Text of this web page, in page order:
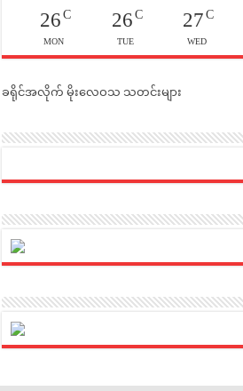
26C
MON
26C
TUE
27 C
WED
ခရိုင်အလိုက် မိုးလေဝသ သတင်းများ